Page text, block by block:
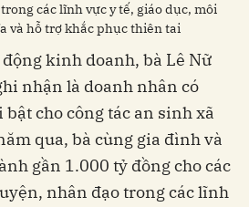
các lĩnh vực y tế, giáo dục, môi
và hỗ trợ khắc phục thiên tai
kinh doanh, bà Lê Nữ
nhận là doanh nhân có
cho công tác an sinh xã
qua, bà cùng gia đình và
gần 1.000 tỷ đồng cho các
nhân đạo trong các lĩnh